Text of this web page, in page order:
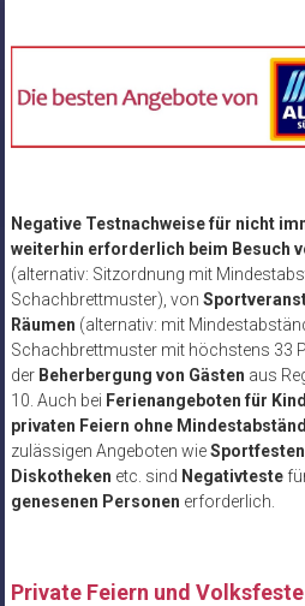
Negative Testnachweise für nicht
weiterhin erforderlich beim Besuch
(alternativ: Sitzordnung mit
Schachbrettmuster), von
Räumen (alternativ: mit
Schachbrettmuster mit höchstens 33
der Beherbergung von Gästen aus
10. Auch bei Ferienangeboten für
privaten Feiern ohne
zulässigen Angeboten wie
Diskotheken etc. sind Negativteste
genesenen Personen erforderlich.
Private Feiern und Volksfeste